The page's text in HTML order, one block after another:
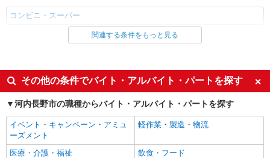
コンビニ・スーパー
同じ雇用形態から千代田駅の求人を探す
同じ特徴から千代田駅の求人を探す
履歴書不要
友達と応募OK
未経験歓迎
経験者・有資格者歓迎
大学生歓迎
主婦・主夫歓迎
フリーター歓迎
関連する条件をもっと見る
その他の条件でバイト・アルバイト・パートを探す
河内長野市の職種からバイト・アルバイト・パートを探す
イベント・キャンペーン・アミュ
ーズメント
軽作業・製造・物流
医療・介護・福祉
飲食・フード